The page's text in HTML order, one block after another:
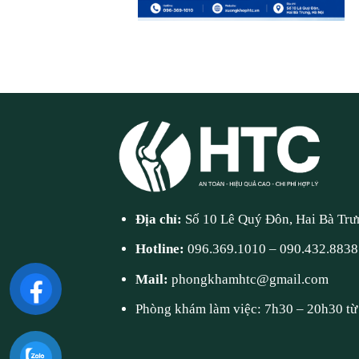
Địa chỉ: Số 10 Lê Quý Đôn, Hai Bà
Hotline:096.369.1010 –090.432.8838
Mail:phongkhamhtc@gmail.com
Phòng khám làm việc: 7h30 – 20h30